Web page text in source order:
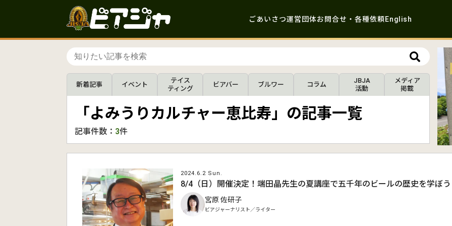
ごあいさつ運営団体お問合せ・各種依頼English
新着記事 イベント
テイス
ティング
ビアバー ブルワー コラム
JBJA
活動
メディア
掲載
「よみうりカルチャー恵比寿」の記事一覧
記事件数： 3件
2024.6.2 Sun.
8/4（日）開催決定！端田晶先生の夏講座で五千年のビールの歴史を学ぼ
宮原 佐研子
ビアジャーナリスト／ライター